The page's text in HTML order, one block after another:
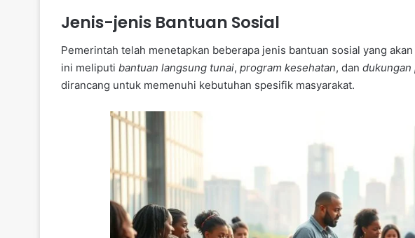
Jenis-jenis Bantuan Sosial
Pemerintah telah menetapkan beberapa jenis bantuan sosial yang
ini meliputi bantuan langsung tunai, program kesehatan, dan dukungan
dirancang untuk memenuhi kebutuhan spesifik masyarakat.